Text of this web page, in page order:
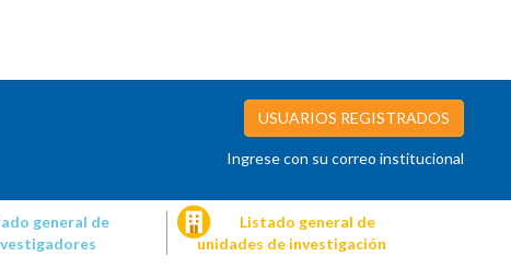
USUARIOS REGISTRADOS
Ingrese con su correo institucional
general de
Listado general de
unidades de investigación